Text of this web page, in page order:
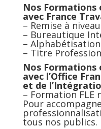
Nos
avec France
– Remise à
– Bureautique
–
– Titre
Nos
avec l’Office
et de
– Formation FLE
Pour
tous nos publics.